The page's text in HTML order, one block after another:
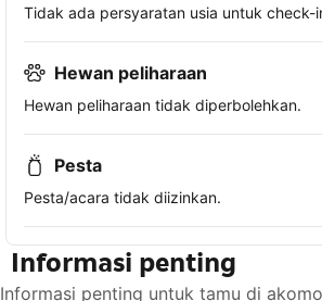
Tidak ada persyaratan usia untuk check-
Hewan peliharaan
Hewan peliharaan tidak diperbolehkan.
Pesta
Pesta/acara tidak diizinkan.
Informasi penting
Informasi penting untuk tamu di